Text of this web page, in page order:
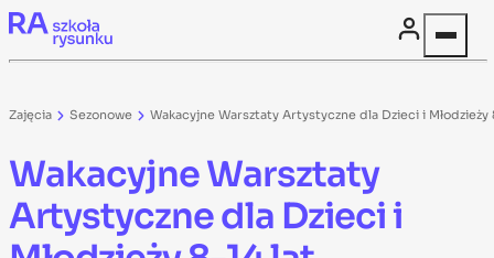
Skip to content
Zajęcia Sezonowe Wakacyjne Warsztaty Artystyczne dla Dzieci i Młodzieży
Wakacyjne Warsztaty
Artystyczne dla Dzieci i